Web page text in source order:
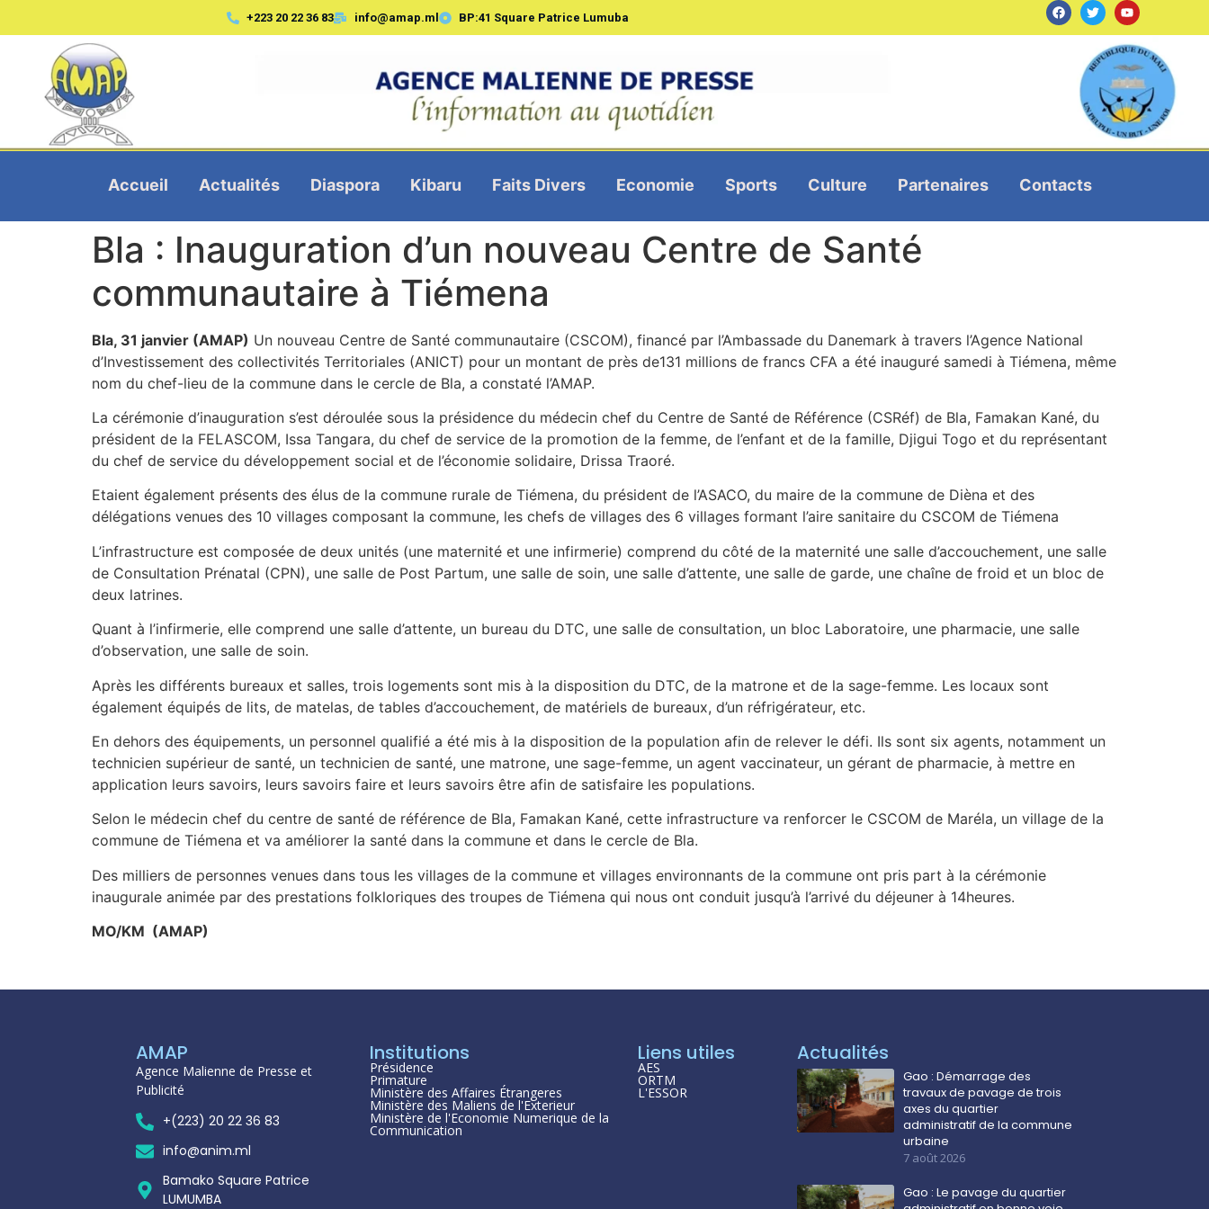
+223 20 22 36 83 info@amap.ml BP:41 Square Patrice Lumuba
Accueil Actualités Diaspora Kibaru Faits Divers Economie Sports Culture Partenaires Contacts
Bla : Inauguration d’un nouveau Centre de Santé
communautaire à Tiémena
Bla, 31 janvier (AMAP) Un nouveau Centre de Santé communautaire (CSCOM), financé par l’Ambassade du Danemark à travers l’Agence National
d’Investissement des collectivités Territoriales (ANICT) pour un montant de près de131 millions de francs CFA a été inauguré samedi à Tiémena, même
nom du chef-lieu de la commune dans le cercle de Bla, a constaté l’AMAP.
La cérémonie d’inauguration s’est déroulée sous la présidence du médecin chef du Centre de Santé de Référence (CSRéf) de Bla, Famakan Kané, du
président de la FELASCOM, Issa Tangara, du chef de service de la promotion de la femme, de l’enfant et de la famille, Djigui Togo et du représentant
du chef de service du développement social et de l’économie solidaire, Drissa Traoré.
Etaient également présents des élus de la commune rurale de Tiémena, du président de l’ASACO, du maire de la commune de Dièna et des
délégations venues des 10 villages composant la commune, les chefs de villages des 6 villages formant l’aire sanitaire du CSCOM de Tiémena
L’infrastructure est composée de deux unités (une maternité et une infirmerie) comprend du côté de la maternité une salle d’accouchement, une salle
de Consultation Prénatal (CPN), une salle de Post Partum, une salle de soin, une salle d’attente, une salle de garde, une chaîne de froid et un bloc de
deux latrines.
Quant à l’infirmerie, elle comprend une salle d’attente, un bureau du DTC, une salle de consultation, un bloc Laboratoire, une pharmacie, une salle
d’observation, une salle de soin.
Après les différents bureaux et salles, trois logements sont mis à la disposition du DTC, de la matrone et de la sage-femme. Les locaux sont
également équipés de lits, de matelas, de tables d’accouchement, de matériels de bureaux, d’un réfrigérateur, etc.
En dehors des équipements, un personnel qualifié a été mis à la disposition de la population afin de relever le défi. Ils sont six agents, notamment un
technicien supérieur de santé, un technicien de santé, une matrone, une sage-femme, un agent vaccinateur, un gérant de pharmacie, à mettre en
application leurs savoirs, leurs savoirs faire et leurs savoirs être afin de satisfaire les populations.
Selon le médecin chef du centre de santé de référence de Bla, Famakan Kané, cette infrastructure va renforcer le CSCOM de Maréla, un village de la
commune de Tiémena et va améliorer la santé dans la commune et dans le cercle de Bla.
Des milliers de personnes venues dans tous les villages de la commune et villages environnants de la commune ont pris part à la cérémonie
inaugurale animée par des prestations folkloriques des troupes de Tiémena qui nous ont conduit jusqu’à l’arrivé du déjeuner à 14heures.
MO/KM (AMAP)
AMAP
Agence Malienne de Presse et
Publicité
+(223) 20 22 36 83
info@anim.ml
Bamako Square Patrice
LUMUMBA
Institutions
Présidence
Primature
Ministère des Affaires Étrangeres
Ministère des Maliens de l'Exterieur
Ministère de l'Economie Numerique de la
Communication
Liens utiles
AES
ORTM
L'ESSOR
Actualités
Gao : Démarrage des
travaux de pavage de trois
axes du quartier
administratif de la commune
urbaine
7 août 2026
Gao : Le pavage du quartier